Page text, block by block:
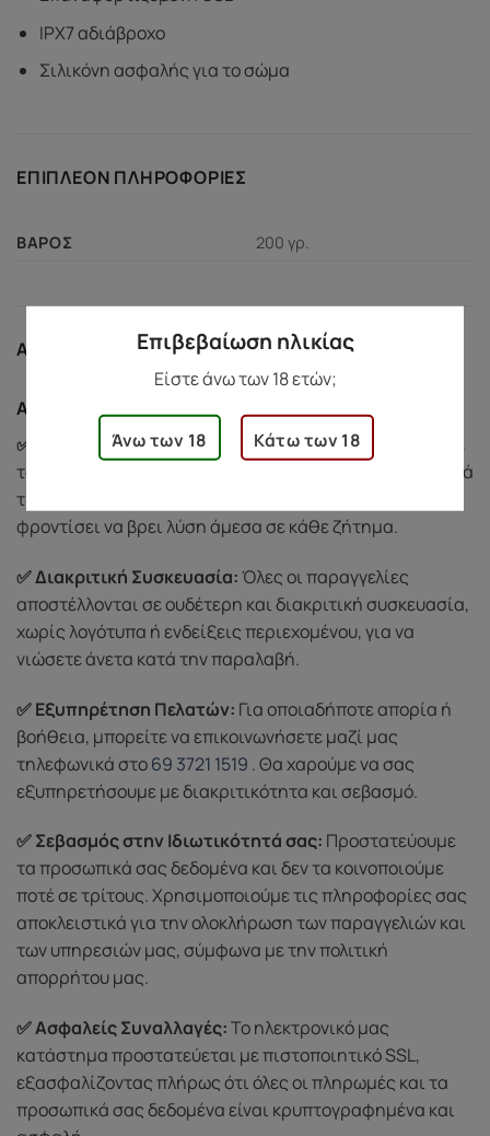
IPX7 αδιάβροχο
Σιλικόνη ασφαλής για το σώμα
ΕΠΙΠΛΈΟΝ ΠΛΗΡΟΦΟΡΊΕΣ
ΒΆΡΟΣ 200 γρ.
ΑΣΦΆΛΕΙΑ ΑΓΟΡΏΝ
Ασφάλεια Αγορών
✅ Προστασία Αγοράς:Αν υπάρξει κάποιο πρόβλημα με
το προϊόν σας (π.χ. ελαττωματικό ή κατεστραμμένο κατά
τη μεταφορά), είμαστε εδώ για εσάς. Η ομάδα μας θα
φροντίσει να βρει λύση άμεσα σε κάθε ζήτημα.
✅ Διακριτική Συσκευασία:Όλες οι παραγγελίες
αποστέλλονται σε ουδέτερη και διακριτική συσκευασία,
χωρίς λογότυπα ή ενδείξεις περιεχομένου, για να
νιώσετε άνετα κατά την παραλαβή.
✅ Εξυπηρέτηση Πελατών: Για οποιαδήποτε απορία ή
βοήθεια, μπορείτε να επικοινωνήσετε μαζί μας
τηλεφωνικά στο69 3721 1519 . Θα χαρούμε να σας
εξυπηρετήσουμε με διακριτικότητα και σεβασμό.
✅ Σεβασμός στην Ιδιωτικότητά σας: Προστατεύουμε
τα προσωπικά σας δεδομένα και δεν τα κοινοποιούμε
ποτέ σε τρίτους. Χρησιμοποιούμε τις πληροφορίες σας
αποκλειστικά για την ολοκλήρωση των παραγγελιών και
των υπηρεσιών μας, σύμφωνα με την πολιτική
απορρήτου μας.
✅ Ασφαλείς Συναλλαγές:Το ηλεκτρονικό μας
κατάστημα προστατεύεται με πιστοποιητικό SSL,
εξασφαλίζοντας πλήρως ότι όλες οι πληρωμές και τα
προσωπικά σας δεδομένα είναι κρυπτογραφημένα και
Επιβεβαίωση ηλικίας
Είστε άνω των 18 ετών;
Άνω των 18 Κάτω των 18